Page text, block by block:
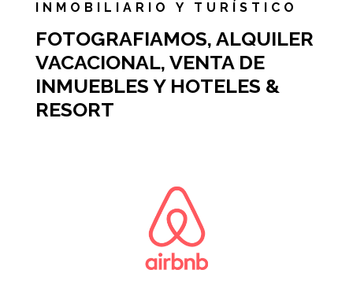
INMOBILIARIO Y TURÍSTICO
FOTOGRAFIAMOS, ALQUILER
VACACIONAL, VENTA DE
INMUEBLES Y HOTELES &
RESORT